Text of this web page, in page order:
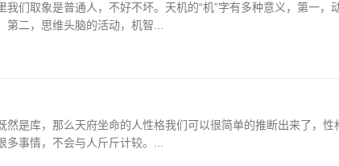
们取象是普通人，不好不坏。天机的“机”字有多种意义，第一，
二，思维头脑的活动，机智...
是库，那么天府坐命的人性格我们可以很简单的推断出来了，性
事情，不会与人斤斤计较。...